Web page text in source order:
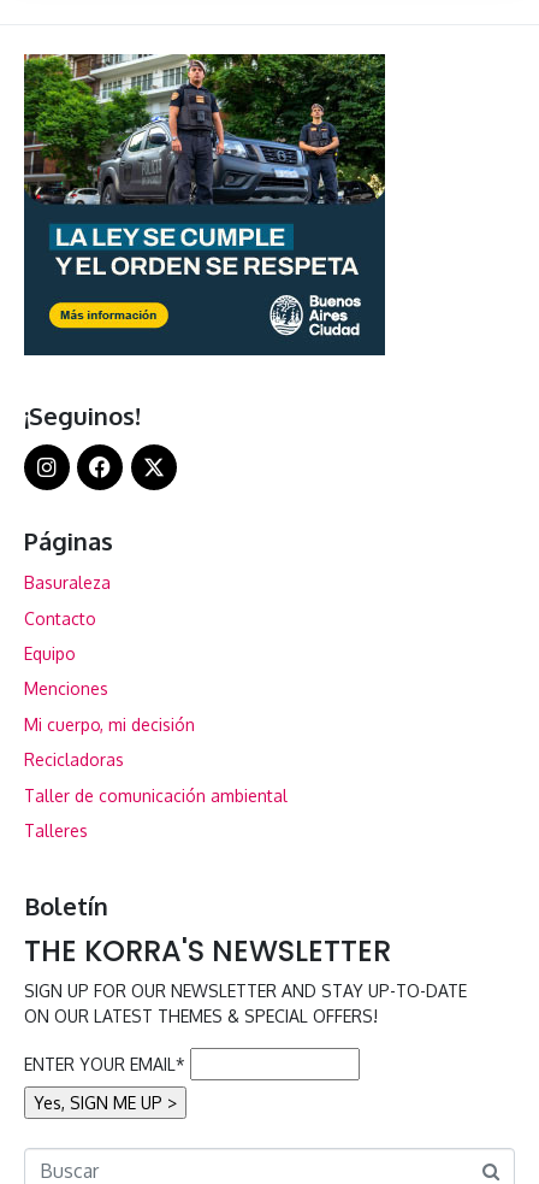
¡Seguinos!
Páginas
Basuraleza
Contacto
Equipo
Menciones
Mi cuerpo, mi decisión
Recicladoras
Taller de comunicación ambiental
Talleres
Boletín
THE KORRA'S NEWSLETTER
SIGN UP FOR OUR NEWSLETTER AND STAY UP-TO-DATE
ON OUR LATEST THEMES & SPECIAL OFFERS!
ENTER YOUR EMAIL*